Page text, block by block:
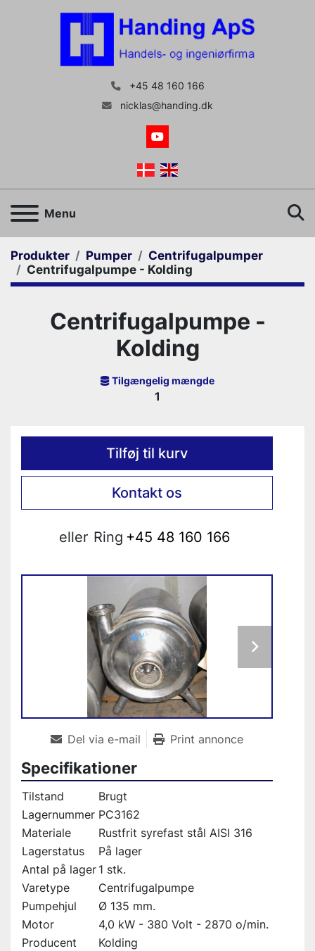
+45 48 160 166
nicklas@handing.dk
youtube
Menu
Produkter Pumper
Centrifugalpumper
Centrifugalpumpe - Kolding
Centrifugalpumpe -
Kolding
Tilgængelig mængde
1
Tilføj til kurv
Kontakt os
eller Ring +45 48 160 166
Del via e-mail Print annonce
Specifikationer
Tilstand
Brugt
Lagernummer PC3162
Materiale
Rustfrit syrefast stål AISI 316
Lagerstatus
På lager
Antal på lager 1 stk.
Varetype
Centrifugalpumpe
Pumpehjul
Ø 135 mm.
Motor
4,0 kW - 380 Volt - 2870 o/min.
Producent
Kolding